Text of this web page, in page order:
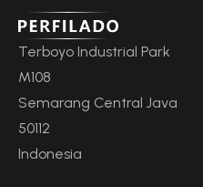
Terboyo Industrial Park
M108
Semarang Central Java
50112
Indonesia